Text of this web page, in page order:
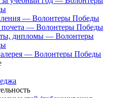
— Волонтеры Победы
почета — Волонтеры Победы
дипломы — Волонтеры
— Волонтеры Победы